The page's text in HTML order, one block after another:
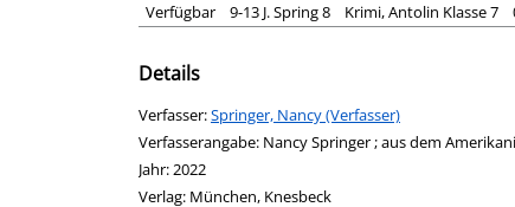
Verfügbar
9-13 J. Spring 8 Krimi, Antolin Klasse 7
Details
Verfasser:Suche nach diesem Verfasser
Springer, Nancy (Verfasser)
Verfasserangabe: Nancy Springer ; aus dem
Jahr:2022
Verlag: München, Knesbeck